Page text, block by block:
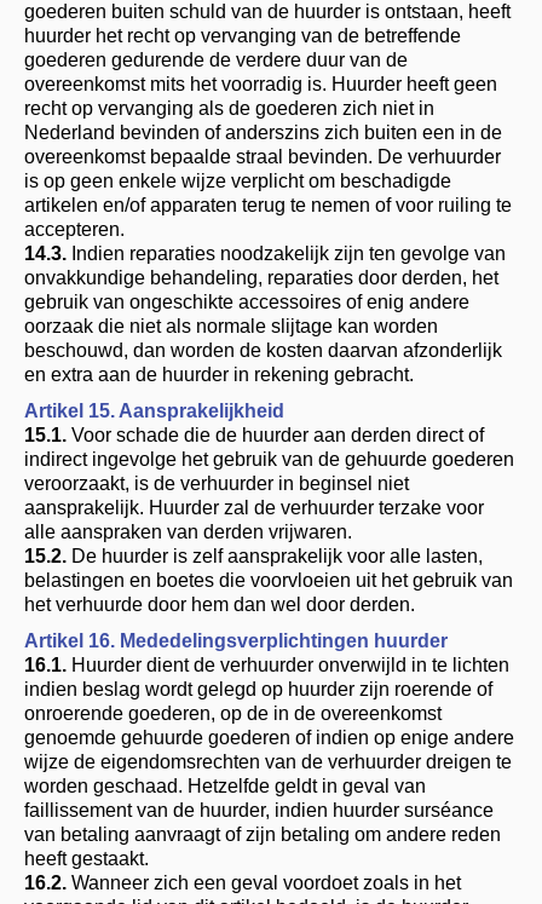
goederen buiten schuld van de huurder is ontstaan, heeft
huurder het recht op vervanging van de betreffende
goederen gedurende de verdere duur van de
overeenkomst mits het voorradig is. Huurder heeft geen
recht op vervanging als de goederen zich niet in
Nederland bevinden of anderszins zich buiten een in de
overeenkomst bepaalde straal bevinden. De verhuurder
is op geen enkele wijze verplicht om beschadigde
artikelen en/of apparaten terug te nemen of voor ruiling te
accepteren.
14.3. Indien reparaties noodzakelijk zijn ten gevolge van
onvakkundige behandeling, reparaties door derden, het
gebruik van ongeschikte accessoires of enig andere
oorzaak die niet als normale slijtage kan worden
beschouwd, dan worden de kosten daarvan afzonderlijk
en extra aan de huurder in rekening gebracht.
Artikel 15. Aansprakelijkheid
15.1. Voor schade die de huurder aan derden direct of
indirect ingevolge het gebruik van de gehuurde goederen
veroorzaakt, is de verhuurder in beginsel niet
aansprakelijk. Huurder zal de verhuurder terzake voor
alle aanspraken van derden vrijwaren.
15.2. De huurder is zelf aansprakelijk voor alle lasten,
belastingen en boetes die voorvloeien uit het gebruik van
het verhuurde door hem dan wel door derden.
Artikel 16. Mededelingsverplichtingen huurder
16.1. Huurder dient de verhuurder onverwijld in te lichten
indien beslag wordt gelegd op huurder zijn roerende of
onroerende goederen, op de in de overeenkomst
genoemde gehuurde goederen of indien op enige andere
wijze de eigendomsrechten van de verhuurder dreigen te
worden geschaad. Hetzelfde geldt in geval van
faillissement van de huurder, indien huurder surséance
van betaling aanvraagt of zijn betaling om andere reden
heeft gestaakt.
16.2. Wanneer zich een geval voordoet zoals in het